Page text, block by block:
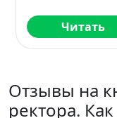
Читать
Отзывы на
ректора.